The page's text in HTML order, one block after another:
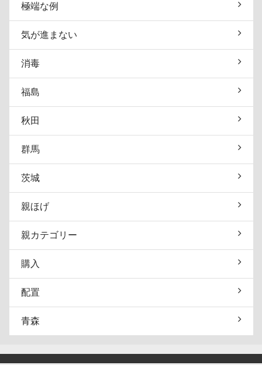
極端な例
気が進まない
消毒
福島
秋田
群馬
茨城
親ほげ
親カテゴリー
購入
配置
青森